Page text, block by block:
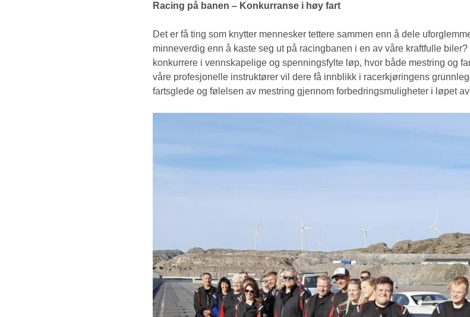
Racing på banen – Konkurranse i høy fart
Det er få ting som knytter mennesker tettere sammen enn å dele
minneverdig enn å kaste seg ut på racingbanen i en av våre kraftfulle
konkurrere i vennskapelige og spenningsfylte løp, hvor både mestring og
våre profesjonelle instruktører vil dere få innblikk i racerkjøringens
fartsglede og følelsen av mestring gjennom forbedringsmuligheter i løpet